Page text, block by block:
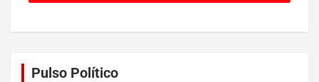
Pulso Político